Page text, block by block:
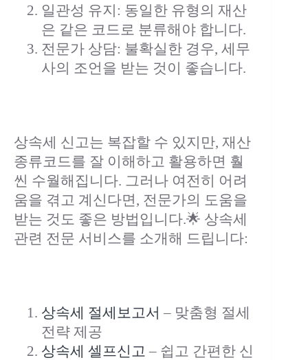
일관성 유지: 동일한 유형의 재산
은 같은 코드로 분류해야 합니다.
전문가 상담: 불확실한 경우, 세무
사의 조언을 받는 것이 좋습니다.
상속세 신고는 복잡할 수 있지만, 재산
종류코드를 잘 이해하고 활용하면 훨
씬 수월해집니다. 그러나 여전히 어려
움을 겪고 계신다면, 전문가의 도움을
받는 것도 좋은 방법입니다.🌟 상속세
관련 전문 서비스를 소개해 드립니다:
상속세 절세보고서 – 맞춤형 절세
전략 제공
상속세 셀프신고 – 쉽고 간편한 신